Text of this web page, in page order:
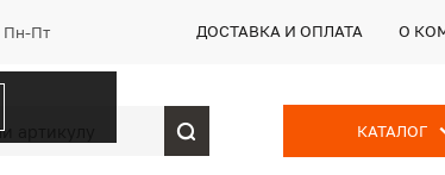
Пн-Пт ДОСТАВКА И ОПЛАТА О
КАТАЛОГ